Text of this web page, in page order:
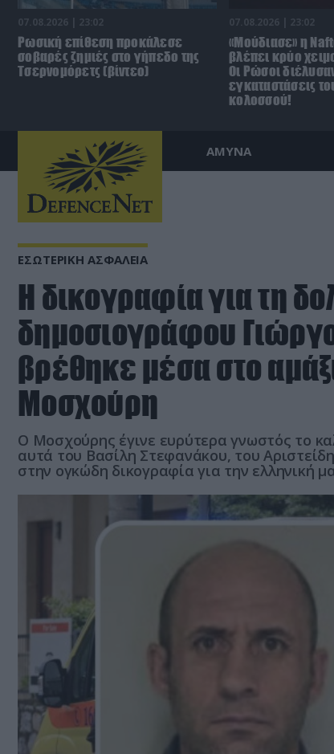
07.08.2026 | 23:02
Ρωσική επίθεση προκάλεσε
σοβαρές ζημιές στο γήπεδο της
Τσερνομόρετς (βίντεο)
07.08.2026 | 23:02
«Μούδιασε» η
βλέπει κρύο
Οι Ρώσοι
εγκαταστάσεις
κολοσσού!
ΑΜΥΝΑ
ΕΣΩΤΕΡΙΚΗ ΑΣΦΑΛΕΙΑ
Η δικογραφία για τη
δημοσιογράφου
βρέθηκε μέσα στο
Μοσχούρη
Ο Μοσχούρης έγινε ευρύτερα γνωστός το
αυτά του Βασίλη Στεφανάκου, του
στην ογκώδη δικογραφία για την ελληνική